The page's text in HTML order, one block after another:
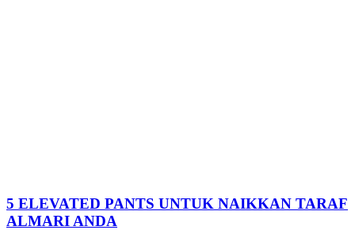
5 ELEVATED PANTS UNTUK NAIKKAN TARAF
ALMARI ANDA